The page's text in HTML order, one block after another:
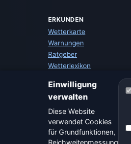
ERKUNDEN
Wetterkarte
Warnungen
Ratgeber
Wetterlexikon
Wetter-Widget
Einwilligung
verwalten
Diese Website
verwendet Cookies
für Grundfunktionen,
Reichweitenmessung